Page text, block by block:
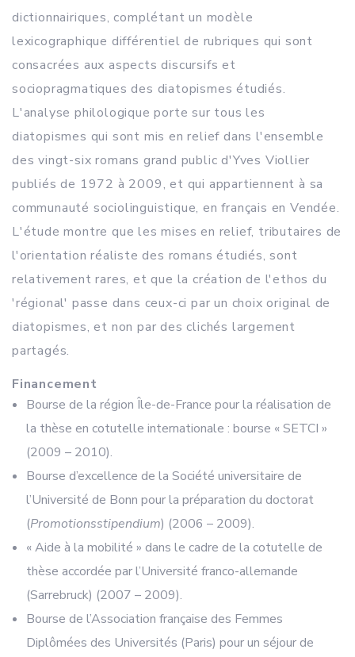
dictionnairiques, complétant un modèle
lexicographique différentiel de rubriques qui sont
consacrées aux aspects discursifs et
sociopragmatiques des diatopismes étudiés.
L'analyse philologique porte sur tous les
diatopismes qui sont mis en relief dans l'ensemble
des vingt-six romans grand public d'Yves Viollier
publiés de 1972 à 2009, et qui appartiennent à sa
communauté sociolinguistique, en français en Vendée.
L'étude montre que les mises en relief, tributaires de
l'orientation réaliste des romans étudiés, sont
relativement rares, et que la création de l'ethos du
'régional' passe dans ceux-ci par un choix original de
diatopismes, et non par des clichés largement
partagés.
Financement
Bourse de la région Île-de-France pour la réalisation de
la thèse en cotutelle internationale : bourse « SETCI »
(2009 – 2010).
Bourse d’excellence de la Société universitaire de
l’Université de Bonn pour la préparation du doctorat
(Promotionsstipendium) (2006 – 2009).
« Aide à la mobilité » dans le cadre de la cotutelle de
thèse accordée par l’Université franco-allemande
(Sarrebruck) (2007 – 2009).
Bourse de l’Association française des Femmes
Diplômées des Universités (Paris) pour un séjour de